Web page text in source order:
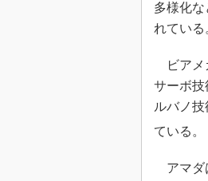
多様化
れている
ビアメ
サーボ技
ルバノ
ている。
アマダ